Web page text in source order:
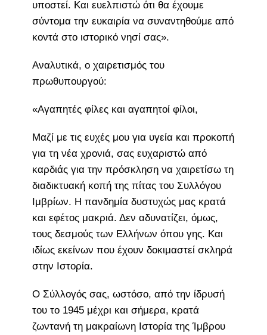
υποστεί. Και ευελπιστώ ότι θα έχουμε
σύντομα την ευκαιρία να συναντηθούμε από
κοντά στο ιστορικό νησί σας».
Αναλυτικά, ο χαιρετισμός του
πρωθυπουργού:
«Αγαπητές φίλες και αγαπητοί φίλοι,
Μαζί με τις ευχές μου για υγεία και προκοπή
για τη νέα χρονιά, σας ευχαριστώ από
καρδιάς για την πρόσκληση να χαιρετίσω τη
διαδικτυακή κοπή της πίτας του Συλλόγου
Ιμβρίων. Η πανδημία δυστυχώς μας κρατά
και εφέτος μακριά. Δεν αδυνατίζει, όμως,
τους δεσμούς των Ελλήνων όπου γης. Και
ιδίως εκείνων που έχουν δοκιμαστεί σκληρά
στην Ιστορία.
Ο Σύλλογός σας, ωστόσο, από την ίδρυσή
του το 1945 μέχρι και σήμερα, κρατά
ζωντανή τη μακραίωνη Ιστορία της Ίμβρου